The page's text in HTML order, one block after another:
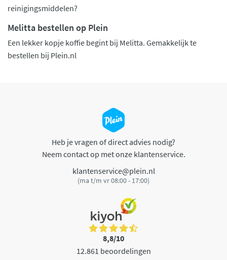
reinigingsmiddelen?
Melitta bestellen op Plein
Een lekker kopje koffie begint bij Melitta. Gemakkelijk te
bestellen bij Plein.nl
Heb je vragen of direct advies nodig?
Neem contact op met onze klantenservice.
klantenservice@plein.nl
(ma t/m vr 08:00 - 17:00)
8,8/10
12.861 beoordelingen